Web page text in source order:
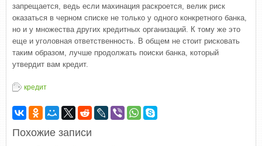
запрещается, ведь если махинация раскроется, велик риск
оказаться в черном списке не только у одного конкретного банка,
но и у множества других кредитных организаций. К тому же это
еще и уголовная ответственность. В общем не стоит рисковать
таким образом, лучше продолжать поиски банка, который
утвердит вам кредит.
кредит
Похожие записи